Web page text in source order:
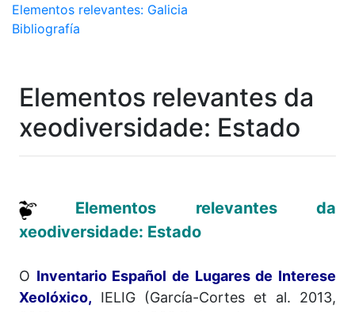
Elementos relevantes: Galicia
Bibliografía
Elementos relevantes da
xeodiversidade: Estado
Elementos relevantes da
xeodiversidade: Estado
O Inventario Español de Lugares de Interese
Xeolóxico, IELIG (García-Cortes et al. 2013,